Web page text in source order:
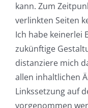
kann. Zum
verlinkten Seiten
Ich habe keinerlei
zukünftige
distanziere mich
allen inhaltlichen
Linkssetzung auf
vorgenommen